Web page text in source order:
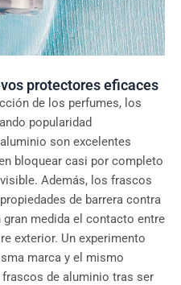
protectores eficaces
de los perfumes, los
popularidad
son excelentes
bloquear casi por completo
Además, los frascos
de barrera contra
medida el contacto entre
exterior. Un experimento
marca y el mismo
de aluminio tras ser